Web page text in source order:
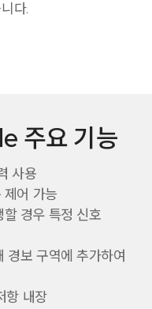
다.
주요 기능
사용
제어 가능
경우 특정 신호
경보 구역에 추가하여
항 내장